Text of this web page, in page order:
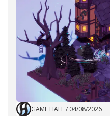
GAME HALL/ 04/08/2026